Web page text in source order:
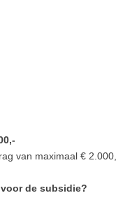
van maximaal €
de subsidie?